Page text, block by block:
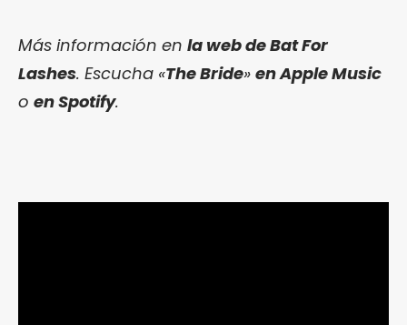
Más información en la web de Bat For
Lashes. Escucha «The Bride» en Apple Music
o en Spotify.